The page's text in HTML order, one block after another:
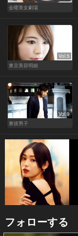
金曜美女劇場
Vol.5
東京美容明細
Vol.9
東彼男子
フォローする